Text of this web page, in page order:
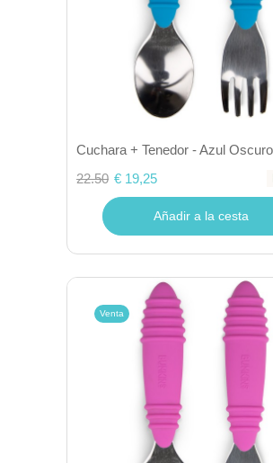
Cuchara + Tenedor - Azul Oscuro
22.50 € 19,25
Añadir a la cesta
Venta